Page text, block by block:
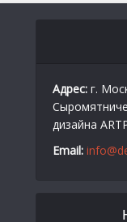
Адрес: г.
дизайна
Email: